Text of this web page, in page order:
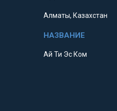
Алматы, Казахстан
Ай Ти Эс Ком